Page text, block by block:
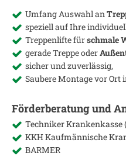
Umfang Auswahl an
speziell auf Ihre
Treppenlifte fürschmale
gerade Treppe oder
sicher und zuverlässig,
Saubere Montage vor Ort
Förderberatung und
Techniker Krankenkasse
KKH Kaufmännische
BARMER